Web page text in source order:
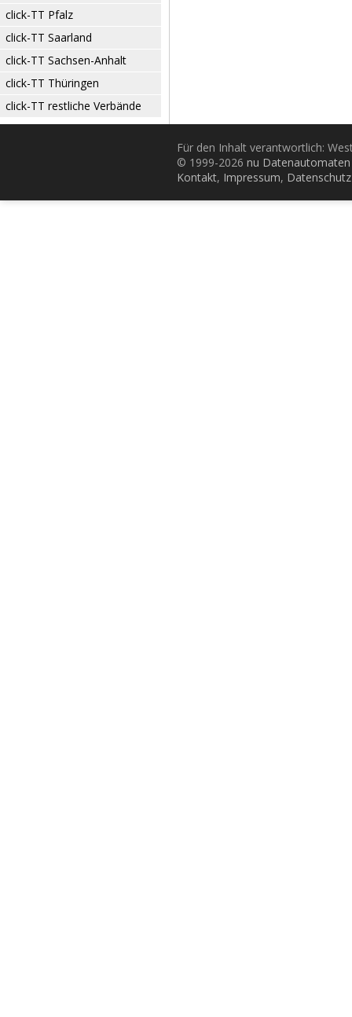
click-TT Pfalz
click-TT Saarland
click-TT Sachsen-Anhalt
click-TT Thüringen
click-TT restliche Verbände
Für den Inhalt verantwortlich:
© 1999-2026 nu
Kontakt, Impressum, Datenschutz